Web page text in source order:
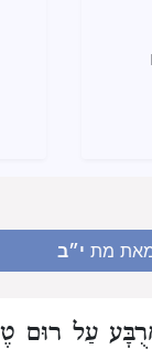
מת י״ב
עַל רוּם